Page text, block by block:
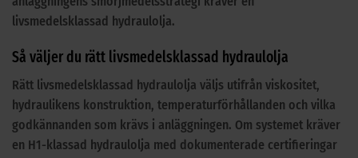
livsmedelsklassad hydraulolja.
Så väljer du rätt livsmedelsklassad hydraulolja
Rätt livsmedelsklassad hydraulolja väljs utifrån viskositet,
hydraulikens konstruktion, temperaturförhållanden och vilka
godkännanden som krävs i anläggningen. Om systemet kräver
en H1-klassad hydraulolja med dokumenterade certifieringar